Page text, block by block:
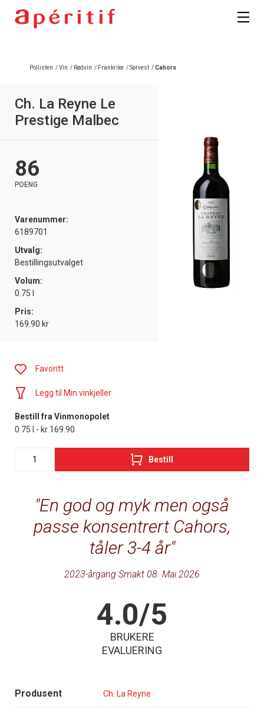
Pollisten /Vin / Rødvin / Frankrike /Sørvest /Cahors
Ch. La Reyne Le
Prestige Malbec
86
POENG
Varenummer:
6189701
Utvalg:
Bestillingsutvalget
Volum:
0.75 l
Pris:
169.90 kr
En god og myk men også
passe konsentrert Cahors,
tåler 3-4 år
2023-årgang Smakt 08. Mai 2026
4.0/5
BRUKERE
EVALUERING
Produsent Ch. La Reyne
Favoritt
Legg til Min vinkjeller
Bestill fra Vinmonopolet
0.75 l - kr 169.90
Bestill